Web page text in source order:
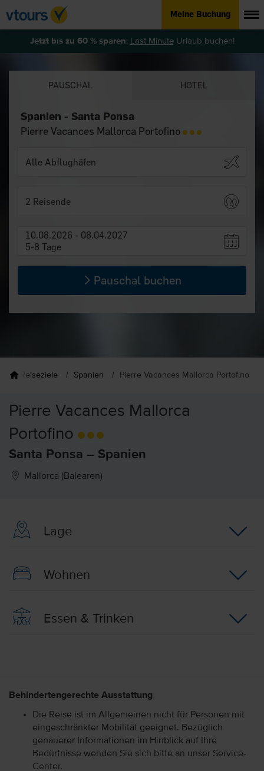
Meine Buchung
Jetzt bis zu 60 % sparen: Last MinuteUrlaub buchen!
PAUSCHAL HOTEL
Spanien - Santa Ponsa
Pierre Vacances Mallorca Portofino
2 Reisende
10.08.2026 - 08.04.2027
5-8 Tage
Pauschal buchen
Reiseziele Spanien Pierre Vacances Mallorca Portofino
Pierre Vacances Mallorca
Portofino
Santa Ponsa – Spanien
Mallorca (Balearen)
Lage
Wohnen
Essen & Trinken
Behindertengerechte Ausstattung
Die Reise ist im Allgemeinen nicht für Personen mit
eingeschränkter Mobilität geeignet. Bezüglich
genauerer Informationen im Hinblick auf Ihre
Bedürfnisse wenden Sie sich bitte an unser Service-
Center.